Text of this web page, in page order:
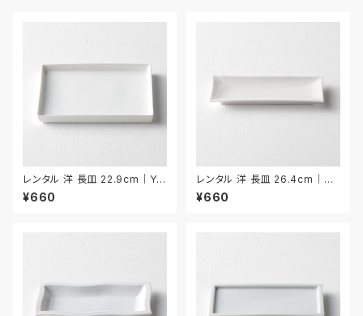
レンタル 洋 長皿 22.9cm｜YN
AA004
¥660
レンタル 洋 長皿 26.4cm｜YN
AA005
¥660